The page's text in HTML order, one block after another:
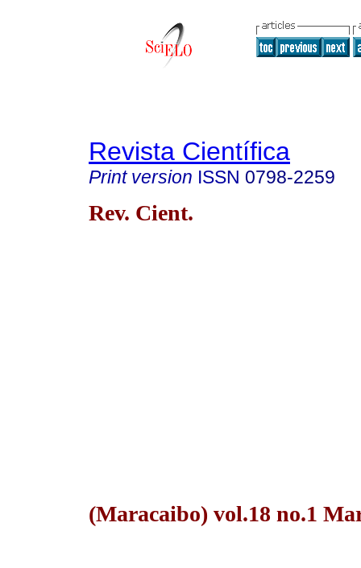
Revista Científica
Print version ISSN 0798-2259
Rev. Cient.
(Maracaibo) vol.18 no.1